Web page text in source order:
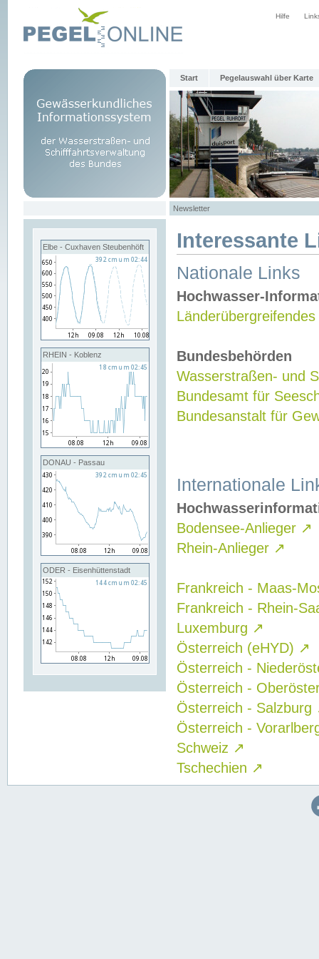
Hilfe
Start Pegelauswahl über Karte
Newsletter
Elbe - Cuxhaven Steubenhöft
RHEIN - Koblenz
DONAU - Passau
ODER - Eisenhüttenstadt
Interessante
Nationale Links
Hochwasser-
Bundesbehörden
Wasserstraßen- und
Bundesamt für
Bundesanstalt für
Internationale
Bodensee-Anlieger ↗
Rhein-Anlieger ↗
Frankreich - Maas-
Frankreich - Rhein-
Luxemburg ↗
Österreich (eHYD) ↗
Österreich -
Österreich -
Österreich - Salzburg
Österreich -
Schweiz ↗
Tschechien ↗